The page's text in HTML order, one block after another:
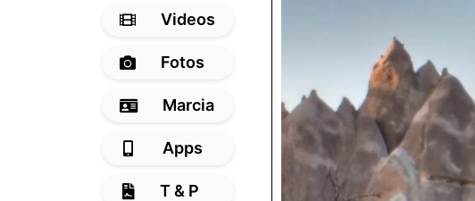
Videos
Fotos
Marcia
Apps
T & P